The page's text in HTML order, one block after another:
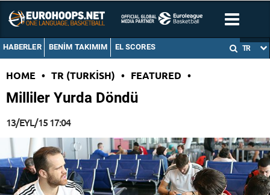
HABERLER BENIM TAKIMIM EL SCORES TR
HOME • TR (TURKISH) • FEATURED •
Milliler Yurda Döndü
13/EYL/15 17:04